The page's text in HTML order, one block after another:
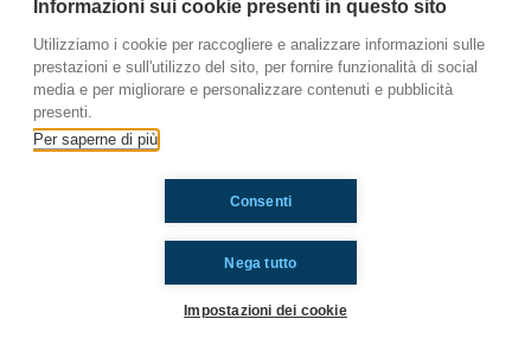
ragazza sui social...
#OkkinSu
Bologna
Informazioni sui cookie presenti in questo sito
Utilizziamo i cookie per raccogliere e analizzare informazioni sulle
prestazioni e sull'utilizzo del sito, per fornire funzionalità di social
media e per migliorare e personalizzare contenuti e pubblicità
presenti.
Per saperne di più
Nega tutto
Consenti
Impostazioni dei cookie